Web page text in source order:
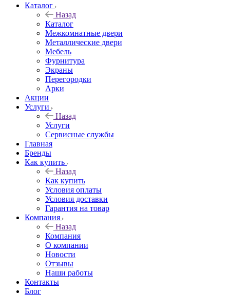
Каталог
Назад
Каталог
Межкомнатные двери
Металлические двери
Мебель
Фурнитура
Экраны
Перегородки
Арки
Акции
Услуги
Назад
Услуги
Сервисные службы
Главная
Бренды
Как купить
Назад
Как купить
Условия оплаты
Условия доставки
Гарантия на товар
Компания
Назад
Компания
О компании
Новости
Отзывы
Наши работы
Контакты
Блог